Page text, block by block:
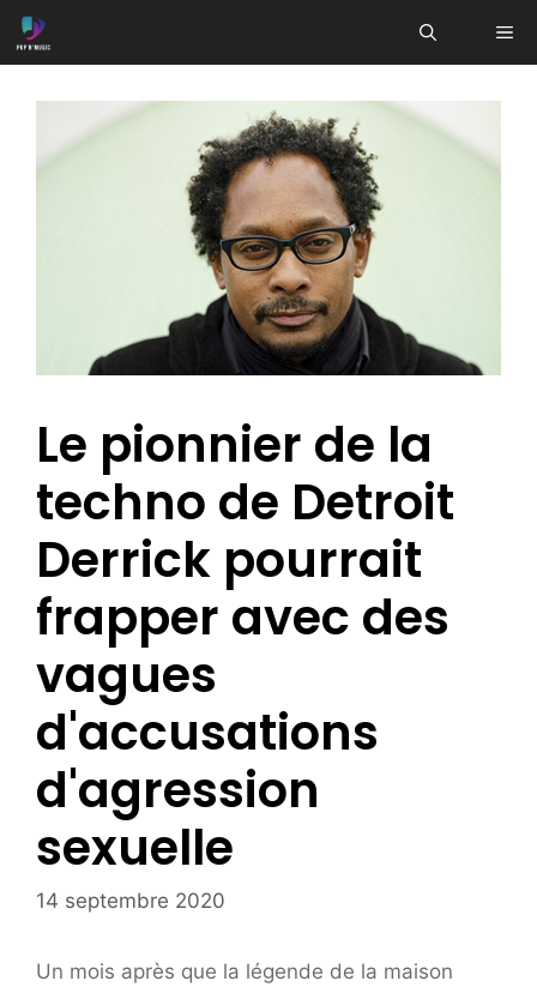
Aller
au
Le pionnier de la
techno de Detroit
Derrick pourrait
frapper avec des
vagues
d'accusations
d'agression
sexuelle
14 septembre 2020
Un mois après que la légende de la maison